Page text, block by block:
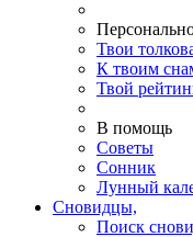
Твои
К твоим
Твой
В помощь
Советы
Сонник
Лунный
Сновидцы,
Поиск